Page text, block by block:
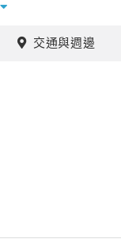
到滿州鄉，
白鷺鷥點輟其中，
可以騎乘著小墾丁
交通與週邊